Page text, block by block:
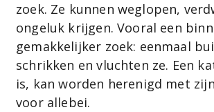
zoek. Ze kunnen weglopen,
ongeluk krijgen. Vooral een
gemakkelijker zoek: eenmaal
schrikken en vluchten ze. Een
is, kan worden herenigd met
voor allebei.